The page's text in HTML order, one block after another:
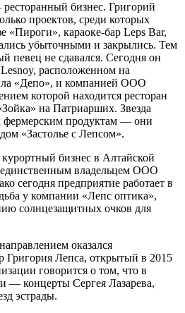
бизнес. Григорий
проектов, среди которых
«Пироги», караоке-бар Leps Bar,
убыточными и закрылись. Тем
певец не сдавался. Сегодня он
расположенном на
«Депо», и компанией ООО
которой находится ресторан
на Патриарших. Звезда
фермерским продуктам — они
«Застолье с Лепсом».
курортный бизнес в Алтайской
единственным владельцем ООО
сегодня предприятие работает в
у компании «Лепс оптика»,
солнцезащитных очков для
оказался
Григория Лепса, открытый в 2015
говорится о том, что в
— концерты Сергея Лазарева,
эстрады.